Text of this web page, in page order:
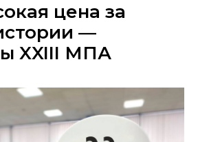
цена за
—
XXIII МПА